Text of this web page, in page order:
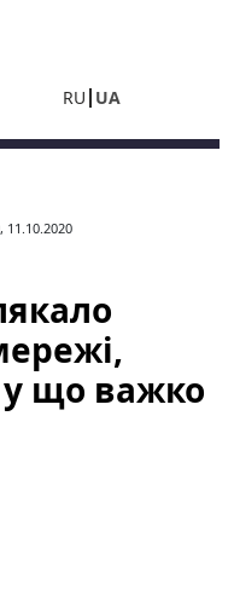
RU UA
11.10.2020
що важко